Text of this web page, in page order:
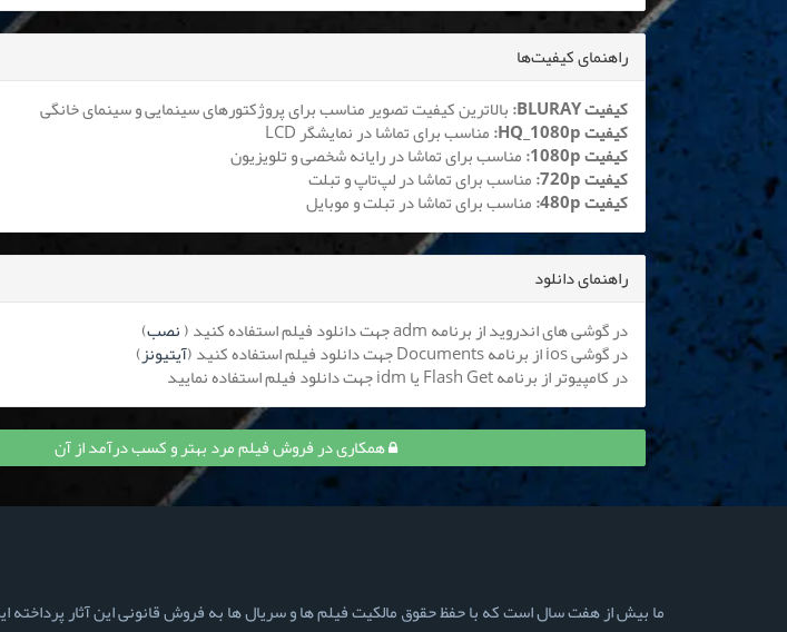
راهنمای کیفیت‌ها
کیفیت BLURAY:
بالاترین کیفیت تصویر مناسب برای پروژکتورهای سینمایی و سینمای خانگی
کیفیت HQ_1080p: مناسب برای تماشا در نمایشگر LCD
کیفیت 1080p: مناسب برای تماشا در رایانه شخصی و تلویزیون
کیفیت 720p: مناسب برای تماشا در لپ‌تاپ و تبلت
کیفیت 480p: مناسب برای تماشا در تبلت و موبایل
راهنمای دانلود
در گوشی های اندروید از برنامه adm جهت دانلود فیلم استفاده کنید (
نصب)
در گوشی ios از برنامه Documents جهت دانلود فیلم استفاده کنید ( آیتیونز)
در کامپیوتر از برنامه Flash Get یا idm جهت دانلود فیلم استفاده نمایید
همکاری در فروش فیلم مرد بهتر و کسب درآمد از آن
ما بیش از هفت سال است که با حفظ حقوق مالکیت فیلم ها و سریال ها به فروش قانونی این آثار پرداخته